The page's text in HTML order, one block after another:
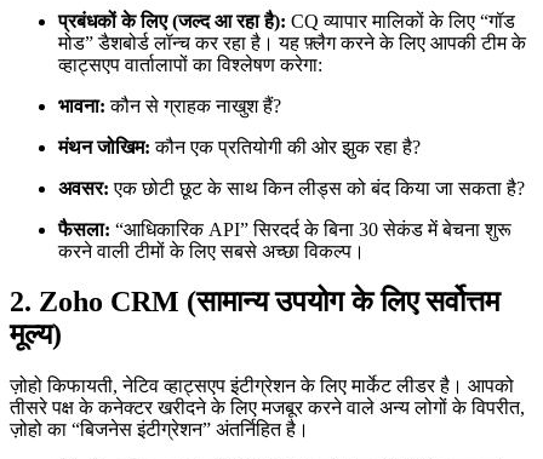
प्रबंधकों के लिए (जल्द आ रहा है): CQ व्यापार मालिकों के लिए “गॉड
मोड” डैशबोर्ड लॉन्च कर रहा है। यह फ़्लैग करने के लिए आपकी टीम के
व्हाट्सएप वार्तालापों का विश्लेषण करेगा:
भावना: कौन से ग्राहक नाखुश हैं?
मंथन जोखिम: कौन एक प्रतियोगी की ओर झुक रहा है?
अवसर: एक छोटी छूट के साथ किन लीड्स को बंद किया जा सकता है?
फैसला: “आधिकारिक API” सिरदर्द के बिना 30 सेकंड में बेचना शुरू
करने वाली टीमों के लिए सबसे अच्छा विकल्प।
2. Zoho CRM (सामान्य उपयोग के लिए सर्वोत्तम
मूल्य)
ज़ोहो किफायती, नेटिव व्हाट्सएप इंटीग्रेशन के लिए मार्केट लीडर है। आपको
तीसरे पक्ष के कनेक्टर खरीदने के लिए मजबूर करने वाले अन्य लोगों के विपरीत,
ज़ोहो का “बिजनेस इंटीग्रेशन” अंतर्निहित है।